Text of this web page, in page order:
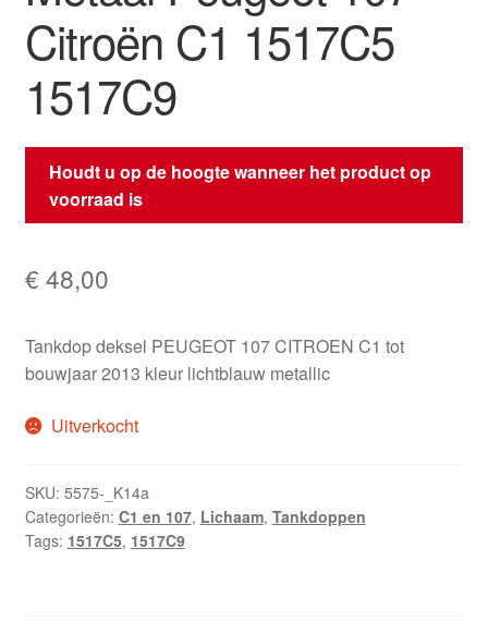
Winkelwagen
Citroën C1 1517C5
1517C9
Houdt u op de hoogte wanneer het product op
voorraad is
€ 48,00
Tankdop deksel PEUGEOT 107 CITROEN C1 tot
bouwjaar 2013 kleur lichtblauw metallic
Uitverkocht
SKU: 5575-_K14a
Categorieën: C1 en 107, Lichaam, Tankdoppen
Tags: 1517C5, 1517C9